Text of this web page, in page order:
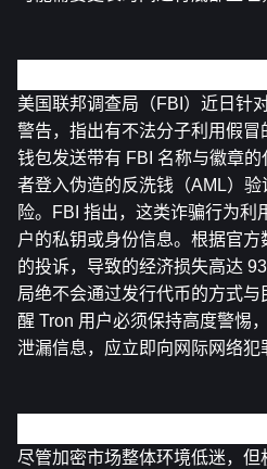
美国联邦调查局（FBI）近日针
警告，指出有不法分子利用假冒
钱包发送带有 FBI 名称与徽章
者登入伪造的反洗钱（AML）
险。FBI 指出，这类诈骗行为
户的私钥或身份信息。根据官
的投诉，导致的经济损失高达
局绝不会通过发行代币的方式
醒 Tron 用户必须保持高度警惕
泄漏信息，应立即向网际网络
尽管加密市场整体环境低迷，